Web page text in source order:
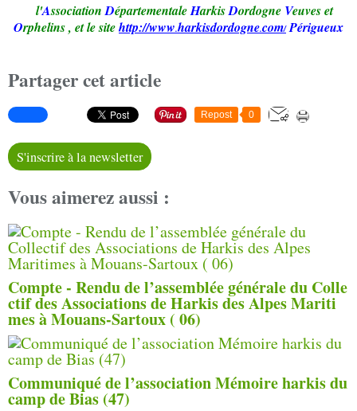
l'Association DépartementaleHarkisDordogne Veuves et
Orphelins, et le sitehttp://www.harkisdordogne.com/ Périgueux
Partager cet article
Repost 0
S'inscrire à la newsletter
Vous aimerez aussi :
Compte - Rendu de l’assemblée générale du Colle
ctif des Associations de Harkis des Alpes Mariti
mes à Mouans-Sartoux ( 06)
Communiqué de l’association Mémoire harkis du
camp de Bias (47)